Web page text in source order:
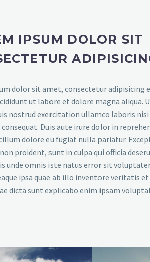
IPSUM DOLOR SIT
dolor sit amet, consectetur adipisicing
ut labore et dolore magna aliqua.
nostrud exercitation ullamco laboris nisi
Duis aute irure dolor in
dolore eu fugiat nulla pariatur.
proident, sunt in culpa qui officia
unde omnis iste natus error sit
ipsa quae ab illo inventore veritatis
dicta sunt explicabo enim ipsam